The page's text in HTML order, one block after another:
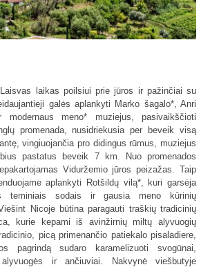
laikas poilsiui prie jūros ir pažinčiai su
galės aplankyti Marko šagalo*, Anri
modernaus meno* muziejus, pasivaikščioti
promenada, nusidriekusia per beveik visą
vingiuojančia pro didingus rūmus, muziejus
pastatus beveik 7 km. Nuo promenados
Viduržemio jūros peizažas. Taip
aplankyti Rotšildų vilą*, kuri garsėja
teminiais sodais ir gausia meno kūrinių
Nicoje būtina paragauti traškių tradicinių
kurie kepami iš avinžirnių miltų alyvuogių
picą primenančio patiekalo pisaladiere,
pagrindą sudaro karamelizuoti svogūnai,
ir ančiuviai. Nakvynė viešbutyje